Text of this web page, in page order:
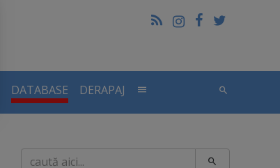
DATABASE DERAPAJ
Caută